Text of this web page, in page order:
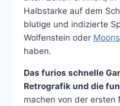
Halbstarke auf dem
blutige und indizierte
Wolfenstein oder
haben.
Das furios schnelle
Retrografik und die
machen von der ersten